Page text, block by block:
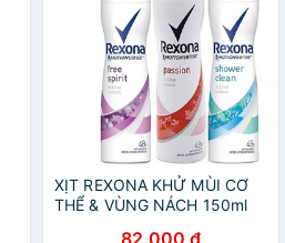
XỊT REXONA KHỬ MÙI CƠ
THỂ & VÙNG NÁCH 150ml
82.000 đ